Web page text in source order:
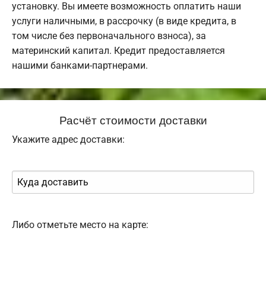
установку. Вы имеете возможность оплатить наши
услуги наличными, в рассрочку (в виде кредита, в
том числе без первоначального взноса), за
материнский капитал. Кредит предоставляется
нашими банками-партнерами.
Расчёт стоимости доставки
Укажите адрес доставки:
Либо отметьте место на карте: